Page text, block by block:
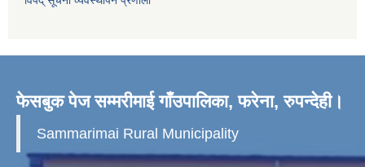
फेसबुक पेज सम्मरीमाई गाँउपालिका, फरेना, रुपन्देही।
Sammarimai Rural Municipality